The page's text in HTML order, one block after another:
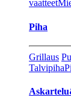
vaatteet
Piha
Grillaus
Talvipiha